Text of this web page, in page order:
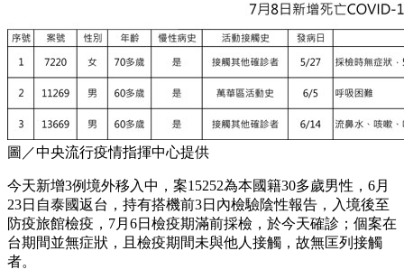
圖／中央流行疫情指揮中心提供
今天新增3例境外移入中，案15252為本國籍30多歲男性，6月
23日自泰國返台，持有搭機前3日內檢驗陰性報告，入境後至
防疫旅館檢疫，7月6日檢疫期滿前採檢，於今天確診；個案在
台期間並無症狀，且檢疫期間未與他人接觸，故無匡列接觸
者。